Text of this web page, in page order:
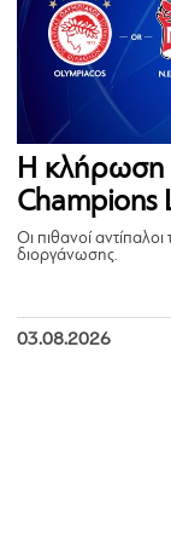
Η κλήρωση
Champions
Οι πιθανοί
διοργάνωσης.
03.08.2026